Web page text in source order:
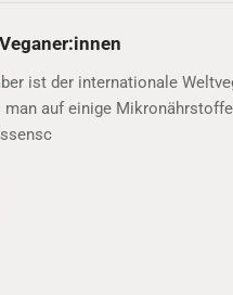
ist der internationale
man auf einige